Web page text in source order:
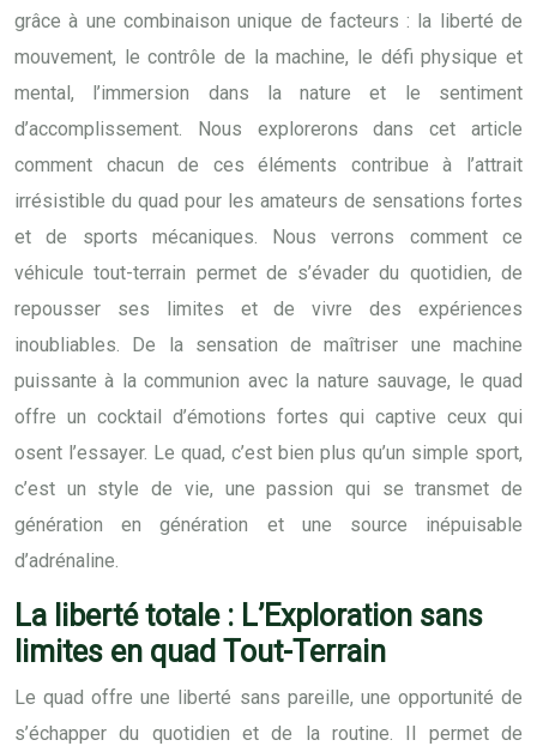
grâce à une combinaison unique de facteurs : la liberté de
mouvement, le contrôle de la machine, le défi physique et
mental, l’immersion dans la nature et le sentiment
d’accomplissement. Nous explorerons dans cet article
comment chacun de ces éléments contribue à l’attrait
irrésistible du quad pour les amateurs de sensations fortes
et de sports mécaniques. Nous verrons comment ce
véhicule tout-terrain permet de s’évader du quotidien, de
repousser ses limites et de vivre des expériences
inoubliables. De la sensation de maîtriser une machine
puissante à la communion avec la nature sauvage, le quad
offre un cocktail d’émotions fortes qui captive ceux qui
osent l’essayer. Le quad, c’est bien plus qu’un simple sport,
c’est un style de vie, une passion qui se transmet de
génération en génération et une source inépuisable
d’adrénaline.
La liberté totale : L’Exploration sans
limites en quad Tout-Terrain
Le quad offre une liberté sans pareille, une opportunité de
s’échapper du quotidien et de la routine. Il permet de